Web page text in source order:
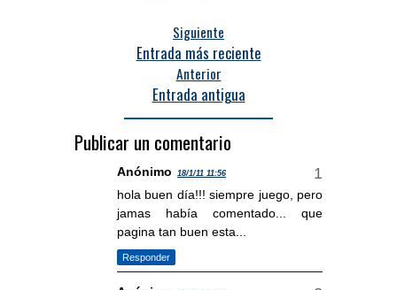
Siguiente
Entrada más reciente
Anterior
Entrada antigua
Publicar un comentario
Anónimo 18/1/11 11:56
hola buen día!!! siempre juego, pero
jamas había comentado... que
pagina tan buen esta...
Responder